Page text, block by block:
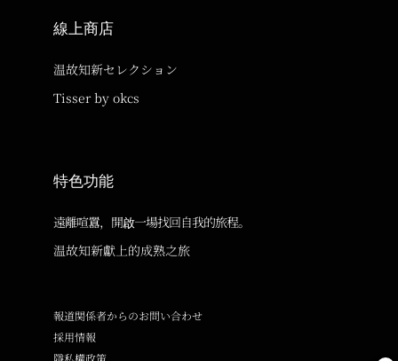
線上商店
温故知新セレクション
Tisser by okcs
特色功能
遠離喧囂，開啟一場找回自我的旅程。
温故知新獻上的成熟之旅
報道関係者からのお問い合わせ
採用情報